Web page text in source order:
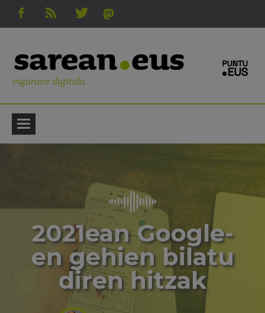
ingurune digitala
2021ean Google-
en gehien bilatu
diren hitzak